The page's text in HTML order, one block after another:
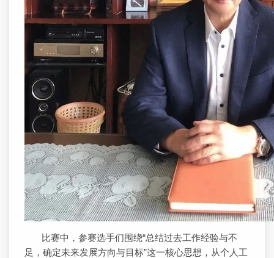
比赛中，参赛选手们围绕“总结过去工作经验与不
足，确定未来发展方向与目标”这一核心思想，从个人工